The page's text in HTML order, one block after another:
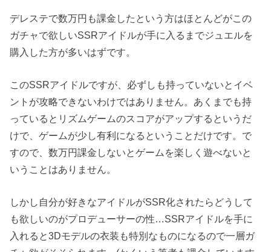
デレステで数万円も課金したという方はほとんどがこの
ガチャで欲しいSSRアイドルが手に入るまでジュエルを
購入した方が多いはずです。
このSSRアイドルですが、必ずしも持っていないとイベ
ントが攻略できないわけではありません。あくまでも持
っているとリズムゲームのスコアがアップするというだ
けで、ゲームが少し有利になるということだけです。で
すので、数万円課金しないとゲームを楽しく遊べないと
いうことはありません。
しかし自分が好きなアイドルがSSR化されたらどうして
も欲しいのがプロデューサーの性…SSRアイドルを手に
入れると3Dモデルの衣装も特別なものになるので一層ガ